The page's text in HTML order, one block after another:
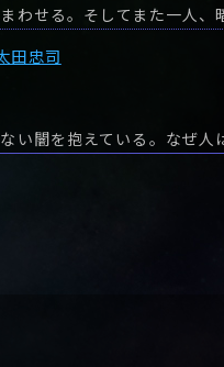
わせる。そしてまた一人、
田忠司